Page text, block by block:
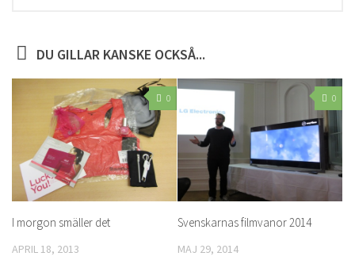
DU GILLAR KANSKE OCKSÅ...
0
I morgon smäller det
APRIL 18, 2013
0
Svenskarnas filmvanor 2014
MAJ 29, 2014